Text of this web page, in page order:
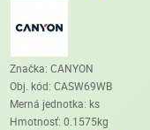
Značka: CANYON
Obj. kód:CASW69WB
Merná jednotka: ks
Hmotnosť: 0.1575kg